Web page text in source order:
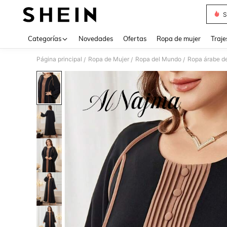
Categorías Novedades Ofertas Ropa de mujer
Página principal / Ropa de Mujer / Ropa del Mundo / Ropa árabe